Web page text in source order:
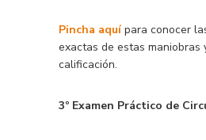
Pincha aquípara conocer
exactas de estas maniobras
calificación.
3º Examen Práctico de